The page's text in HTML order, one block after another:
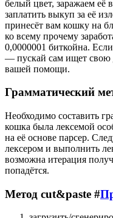
белый цвет, заражаем её
заплатить выкуп за её
принесёт вам кошку на
ко всему прочему
0,0000001 биткойна.
— пускай сам ищет свою
вашей помощи.
Грамматический
Необходимо составить
кошка была лексемой
на её основе парсер.
лексером и выполнить
возможна итерация
попадётся.
Метод cut&paste #